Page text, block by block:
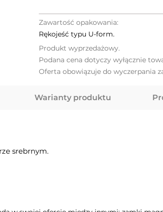
Zawartość opakowania:
Rękojeść typu U-form.
Produkt wyprzedażowy.
Podana cena dotyczy wyłącznie
Oferta obowiązuje do wyczerpania
Warianty produktu
srebrnym.